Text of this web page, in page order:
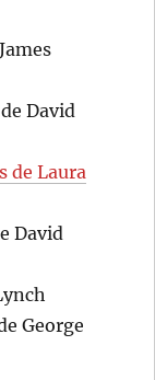
David
de Laura
David
George